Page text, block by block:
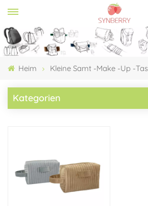
Heim Kleine Samt -Make -up -
Kategorien